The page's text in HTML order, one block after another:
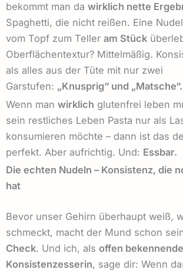
bekommt man da wirklich nette
Spaghetti, die nicht reißen. Eine
vom Topf zum Teller am Stück
Oberflächentextur? Mittelmäßig.
als alles aus der Tüte mit nur zwei
Garstufen: „Knusprig“ und „Matsche“.
Wenn man wirklich glutenfrei leben
sein restliches Leben Pasta nur als
konsumieren möchte – dann ist das
perfekt. Aber aufrichtig. Und: Essbar.
Die echten Nudeln – Konsistenz, die
hat
Bevor unser Gehirn überhaupt weiß,
schmeckt, macht der Mund schon
Check. Und ich, als offen bekennende
Konsistenzesserin, sage dir: Wenn